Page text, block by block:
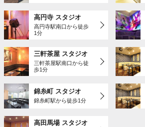
高円寺 スタジオ
高円寺駅南口から徒歩
1分
三軒茶屋 スタジオ
三軒茶屋駅南口から徒
歩1分
錦糸町 スタジオ
錦糸町駅から徒歩1分
高田馬場 スタジオ